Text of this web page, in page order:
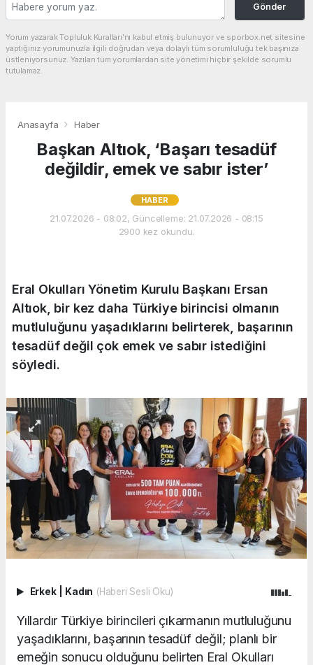
Gönder
Yorum yazarak Topluluk Kuralları’nı kabul etmiş bulunuyor ve sporbox.net sitesine
yaptığınız yorumunuzla ilgili doğrudan veya dolaylı tüm sorumluluğu tek başınıza
üstleniyorsunuz. Yazılan tüm yorumlardan site yönetimi hiçbir şekilde sorumlu
tutulamaz.
Anasayfa Haber
Başkan Altıok, ‘Başarı tesadüf
değildir, emek ve sabır ister’
HABER
21.07.2026 - 08:02, Güncelleme: 21.07.2026 - 08:15
2900 kez okundu.
Eral Okulları Yönetim Kurulu Başkanı Ersan
Altıok, bir kez daha Türkiye birincisi olmanın
mutluluğunu yaşadıklarını belirterek, başarının
tesadüf değil çok emek ve sabır istediğini
söyledi.
Erkek Kadın (Haberi Sesli Oku)
Yıllardır Türkiye birincileri çıkarmanın mutluluğunu
yaşadıklarını, başarının tesadüf değil; planlı bir
emeğin sonucu olduğunu belirten Eral Okulları